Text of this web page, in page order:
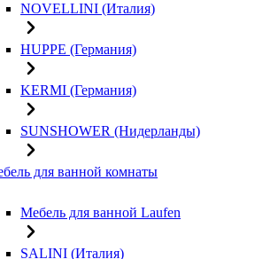
NOVELLINI (Италия)
HUPPE (Германия)
KERMI (Германия)
SUNSHOWER (Нидерланды)
для ванной комнаты
Мебель для ванной Laufen
SALINI (Италия)